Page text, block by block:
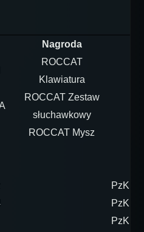
Nagroda
ROCCAT
Klawiatura
ROCCAT Zestaw
słuchawkowy
ROCCAT Mysz